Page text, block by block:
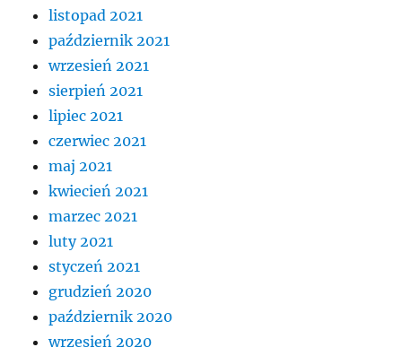
listopad 2021
październik 2021
wrzesień 2021
sierpień 2021
lipiec 2021
czerwiec 2021
maj 2021
kwiecień 2021
marzec 2021
luty 2021
styczeń 2021
grudzień 2020
październik 2020
wrzesień 2020